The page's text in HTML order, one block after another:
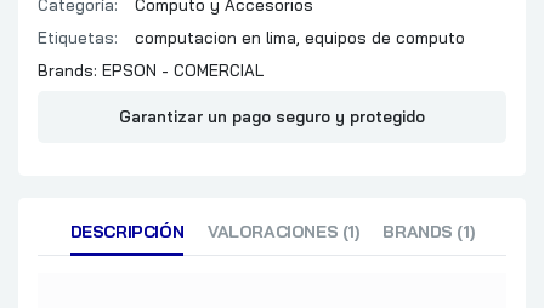
Categoría:
Computo y Accesorios
Etiquetas:
computacion en lima equipos de computo
Brands: EPSON - COMERCIAL
Garantizar un pago seguro y protegido
DESCRIPCIÓN VALORACIONES (1) BRANDS (1)